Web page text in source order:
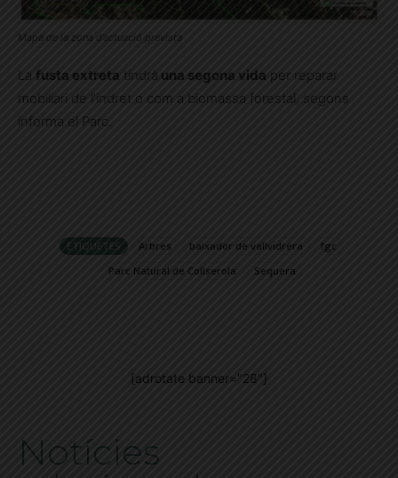
Mapa de la zona d’actuació prevista
La fusta extreta tindrà una segona vida per reparar
mobiliari de l’indret o com a biomassa forestal, segons
informa el Parc.
ETIQUETES Arbres baixador de vallvidrera
fgc
Parc Natural de Collserola
Sequera
[adrotate banner="28"]
Notícies